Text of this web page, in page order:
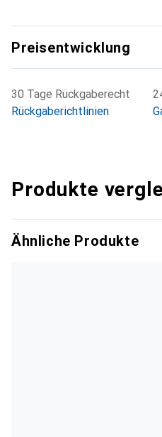
Preisentwicklung
30 Tage Rückgaberecht
Rückgaberichtlinien
Produkte
Ähnliche Produkte